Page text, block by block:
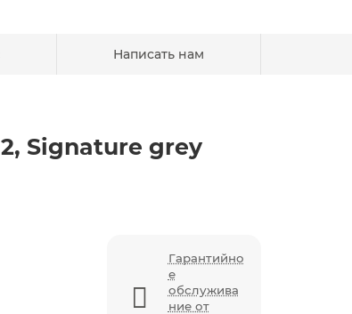
Написать нам
Signature grey
Гарантийно
е
обслужива
ние от